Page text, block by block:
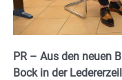
PR – Aus den neuen
Bock in der